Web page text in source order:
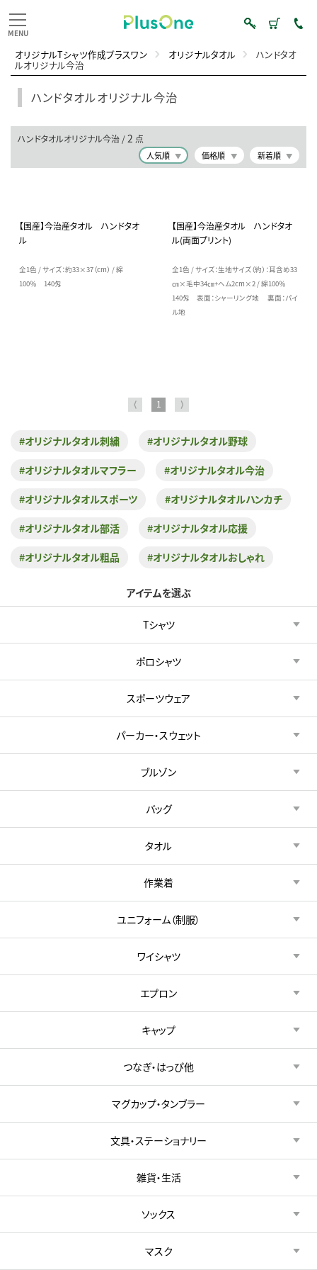
オリジナルTシャツ作成プラスワン オリジナルタオル ハンドタオ
ルオリジナル今治
ハンドタオルオリジナル今治
ハンドタオルオリジナル今治 /2 点
人気順 価格順 新着順
【国産】今治産タオル ハンドタオ
ル
全1色 / サイズ：約33×37（cm） / 綿
100％ 140匁
【国産】今治産タオル ハンドタオ
ル(両面プリント)
全1色 / サイズ：生地サイズ（約）：耳含め33
㎝×毛中34㎝+ヘム2cm×2 / 綿100％
140匁 表面：シャーリング地 裏面：パイ
ル地
⟨ 1 ⟩
#オリジナルタオル刺繍 #オリジナルタオル野球
#オリジナルタオルマフラー #オリジナルタオル今治
#オリジナルタオルスポーツ #オリジナルタオルハンカチ
#オリジナルタオル部活 #オリジナルタオル応援
#オリジナルタオル粗品 #オリジナルタオルおしゃれ
アイテムを選ぶ
Tシャツ
ポロシャツ
スポーツウェア
パーカー・スウェット
ブルゾン
バッグ
タオル
作業着
ユニフォーム（制服）
ワイシャツ
エプロン
キャップ
つなぎ・はっぴ他
マグカップ・タンブラー
文具・ステーショナリー
雑貨・生活
ソックス
マスク